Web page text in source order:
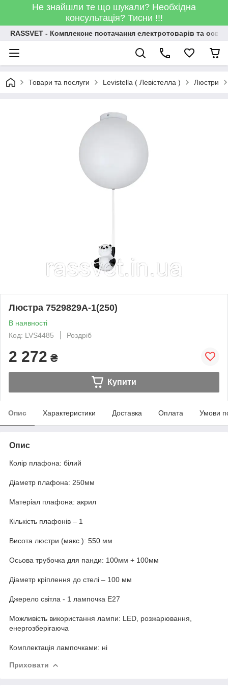
Не знайшли те що шукали? Необхідна
консультація? Тисни !!!
RASSVET - Комплексне постачання електротоварів та
Товари та послуги Levistella ( Левістелла ) Люстри
Люстра 7529829A-1(250)
В наявності
Код: LVS4485
Роздріб
2 272 ₴
Купити
Опис Характеристики Доставка Оплата Умови
Опис
Колір плафона: білий
Діаметр плафона: 250мм
Матеріал плафона: акрил
Кількість плафонів – 1
Висота люстри (макс.): 550 мм
Осьова трубочка для панди: 100мм + 100мм
Діаметр кріплення до стелі – 100 мм
Джерело світла - 1 лампочка Е27
Можливість використання лампи: LED, розжарювання,
енергозберігаюча
Комплектація лампочками: ні
Приховати